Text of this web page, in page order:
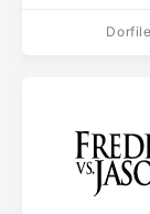
Dorfile